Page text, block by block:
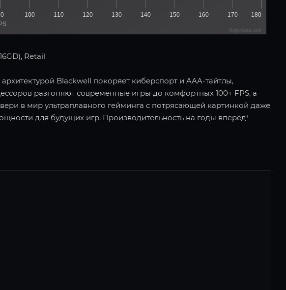
100 110 120 130 140 150 160 170 180
Highcharts.com
Retail
Blackwell покоряет киберспорт и AAA-тайтлы,
разгоняют современные игры до комфортных 100+ FPS, а
в мир ультраплавного гейминга с потрясающей картинкой даже
для будущих игр. Производительность на годы вперёд!